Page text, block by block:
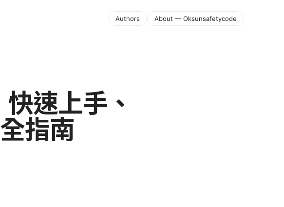
Authors About — Oksunsafetycode
速上手、
指南